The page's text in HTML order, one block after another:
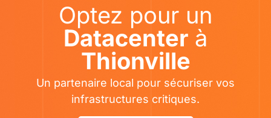
Optez pour un
Datacenter à
Thionville
Un partenaire local pour sécuriser vos
infrastructures critiques.